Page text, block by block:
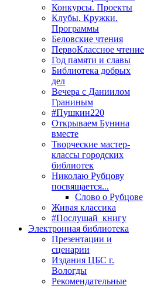
Конкурсы. Проекты
Клубы. Кружки.
Программы
Беловские чтения
ПервоКлассное чтение
Год памяти и славы
Библиотека добрых
дел
Вечера с Даниилом
Граниным
#Пушкин220
Открываем Бунина
вместе
Творческие мастер-
классы городских
библиотек
Николаю Рубцову
посвящается...
Слово о Рубцове
Живая классика
#Послушай_книгу
Электронная библиотека
Презентации и
сценарии
Издания ЦБС г.
Вологды
Рекомендательные